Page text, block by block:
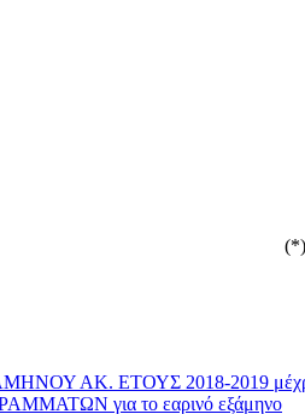
ΕΤΟΥΣ 2018-2019 μέχρι
για το εαρινό εξάμηνο